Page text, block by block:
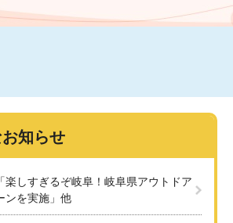
知らせ
楽しすぎるぞ岐阜！岐阜県アウトドア
ンを実施」他